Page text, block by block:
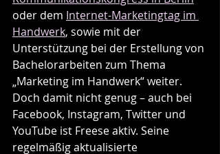
oder dem Internet-Marketingtag im
Handwerk, sowie mit der
Unterstützung bei der Erstellung von
Bachelorarbeiten zum Thema
„Marketing im Handwerk“ weiter.
Doch damit nicht genug – auch bei
Facebook, Instagram, Twitter und
YouTube ist Freese aktiv. Seine
regelmäßig aktualisierte